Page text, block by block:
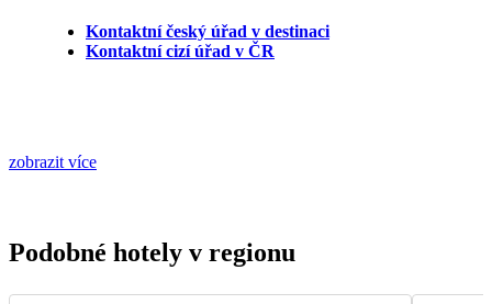
Kontaktní český úřad v destinaci
Kontaktní cizí úřad v ČR
zobrazit více
Podobné hotely v regionu